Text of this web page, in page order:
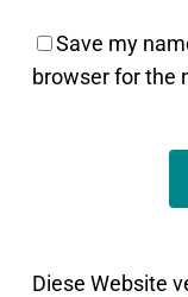
Save my
browser for the
Diese Website